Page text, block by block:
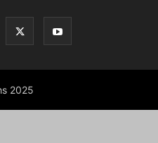
2025